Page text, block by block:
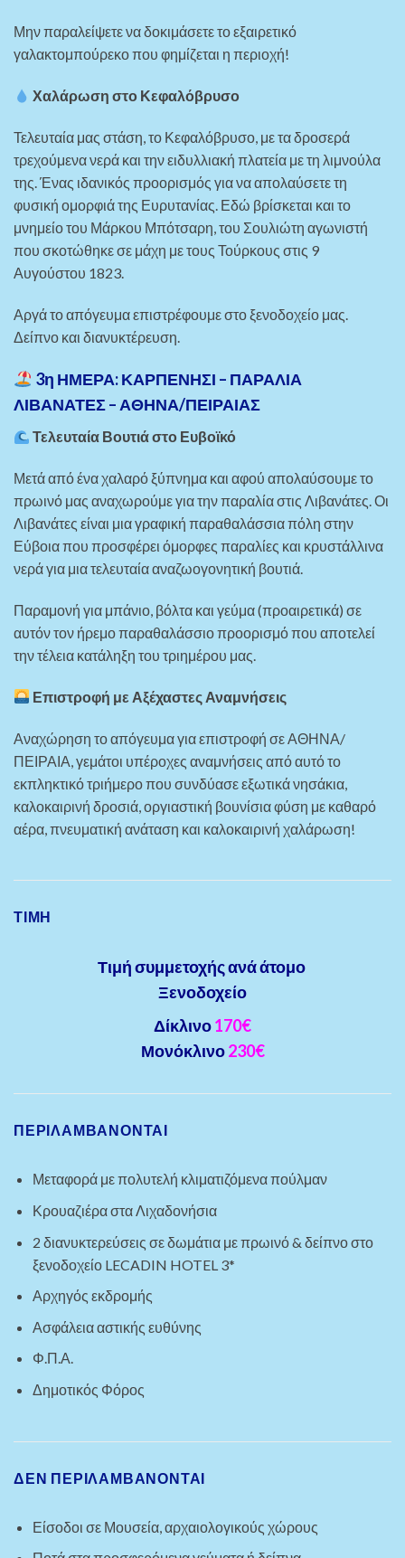
Μην παραλείψετε να δοκιμάσετε το εξαιρετικό
γαλακτομπούρεκο που φημίζεται η περιοχή!
Χαλάρωση στο Κεφαλόβρυσο
Τελευταία μας στάση, το Κεφαλόβρυσο, με τα δροσερά
τρεχούμενα νερά και την ειδυλλιακή πλατεία με τη λιμνούλα
της. Ένας ιδανικός προορισμός για να απολαύσετε τη
φυσική ομορφιά της Ευρυτανίας. Εδώ βρίσκεται και το
μνημείο του Μάρκου Μπότσαρη, του Σουλιώτη αγωνιστή
που σκοτώθηκε σε μάχη με τους Τούρκους στις 9
Αυγούστου 1823.
Αργά το απόγευμα επιστρέφουμε στο ξενοδοχείο μας.
Δείπνο και διανυκτέρευση.
3η ΗΜΕΡΑ: ΚΑΡΠΕΝΗΣΙ – ΠΑΡΑΛΙΑ
ΛΙΒΑΝΑΤΕΣ – ΑΘΗΝΑ/ΠΕΙΡΑΙΑΣ
Τελευταία Βουτιά στο Ευβοϊκό
Μετά από ένα χαλαρό ξύπνημα και αφού απολαύσουμε το
πρωινό μας αναχωρούμε για την παραλία στις Λιβανάτες. Οι
Λιβανάτες είναι μια γραφική παραθαλάσσια πόλη στην
Εύβοια που προσφέρει όμορφες παραλίες και κρυστάλλινα
νερά για μια τελευταία αναζωογονητική βουτιά.
Παραμονή για μπάνιο, βόλτα και γεύμα (προαιρετικά) σε
αυτόν τον ήρεμο παραθαλάσσιο προορισμό που αποτελεί
την τέλεια κατάληξη του τριημέρου μας.
Επιστροφή με Αξέχαστες Αναμνήσεις
Αναχώρηση το απόγευμα για επιστροφή σε ΑΘΗΝΑ/
ΠΕΙΡΑΙΑ, γεμάτοι υπέροχες αναμνήσεις από αυτό το
εκπληκτικό τριήμερο που συνδύασε εξωτικά νησάκια,
καλοκαιρινή δροσιά, οργιαστική βουνίσια φύση με καθαρό
αέρα, πνευματική ανάταση και καλοκαιρινή χαλάρωση!
ΤΙΜΗ
Τιμή συμμετοχής ανά άτομο
Ξενοδοχείο
Δίκλινο170€
Μονόκλινο230€
ΠΕΡΙΛΑΜΒΑΝΟΝΤΑΙ
Μεταφορά με πολυτελή κλιματιζόμενα πούλμαν
Κρουαζιέρα στα Λιχαδονήσια
2 διανυκτερεύσεις σε δωμάτια με πρωινό & δείπνο στο
ξενοδοχείο LECADIN HOTEL 3*
Αρχηγός εκδρομής
Ασφάλεια αστικής ευθύνης
Φ.Π.Α.
Δημοτικός Φόρος
ΔΕΝ ΠΕΡΙΛΑΜΒΑΝΟΝΤΑΙ
Είσοδοι σε Μουσεία, αρχαιολογικούς χώρους